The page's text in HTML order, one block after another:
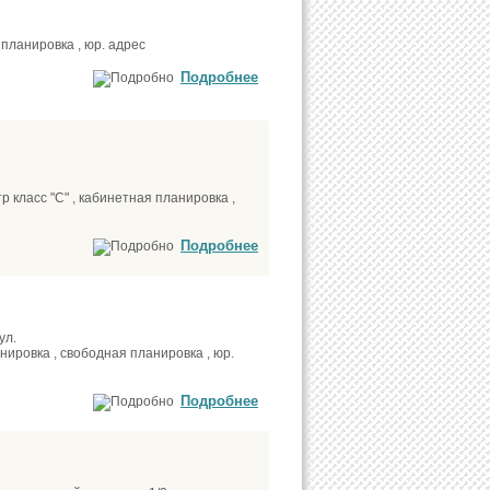
, юр. адрес
Подробнее
класс "С" , кабинетная планировка ,
Подробнее
, свободная планировка , юр.
Подробнее